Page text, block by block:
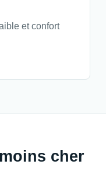
et confort
cher